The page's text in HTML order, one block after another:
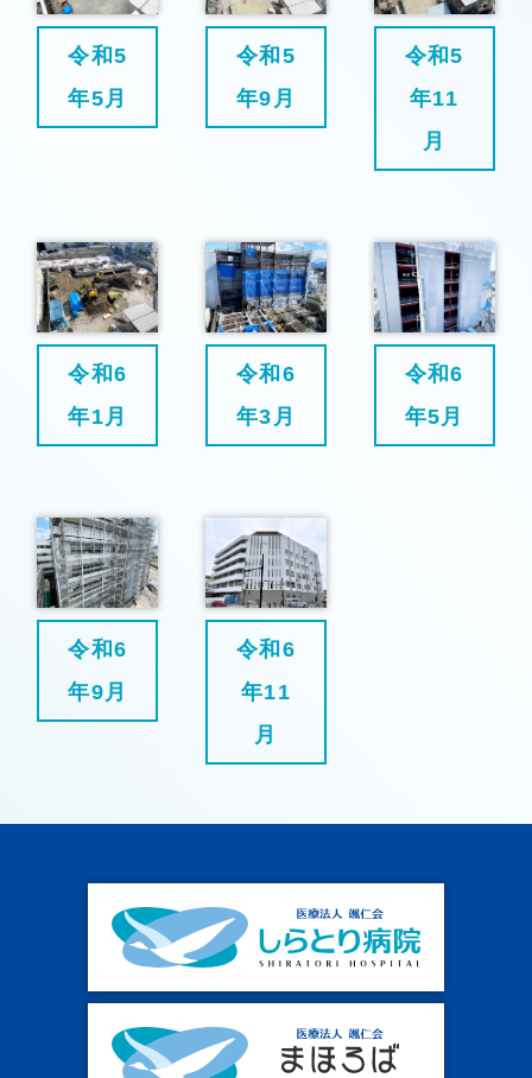
令和5
年5月
令和5
年9月
令和5
年11
月
令和6
年1月
令和6
年3月
令和6
年5月
令和6
年9月
令和6
年11
月